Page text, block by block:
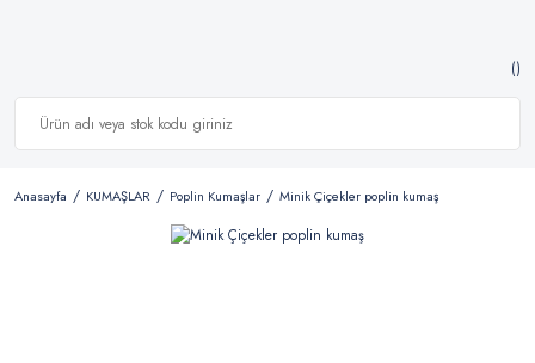
Anasayfa KUMAŞLAR Poplin Kumaşlar Minik Çiçekler poplin kumaş